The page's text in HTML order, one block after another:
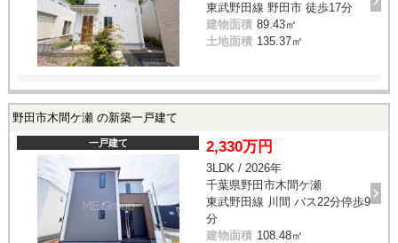
東武野田線 野田市 徒歩17分
建物面積 89.43㎡
土地面積 135.37㎡
野田市木間ケ瀬 の新築一戸建て
一戸建て 2,330万円
3LDK / 2026年
千葉県野田市木間ケ瀬
東武野田線 川間 バス22分停歩9
分
建物面積 108.48㎡